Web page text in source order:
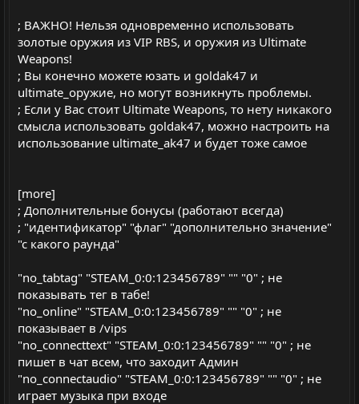
; ВАЖНО! Нельзя одновременно использовать
золотые оружия из VIP RBS, и оружия из Ultimate
Weapons!
; Вы конечно можете юзать и goldak47 и
ultimate_оружие, но могут возникнуть проблемы.
; Если у Вас стоит Ultimate Weapons, то нету никакого
смысла использовать goldak47, можно настроить на
использование ultimate_ak47 и будет тоже самое
[more]
; Дополнительные бонусы (работают всегда)
; "идентификатор" "флаг" "дополнительно значение"
"с какого раунда"
"no_tabtag" "STEAM_0:0:123456789" "" "0" ; не
показывать тег в табе!
"no_online" "STEAM_0:0:123456789" "" "0" ; не
показывает в /vips
"no_connecttext" "STEAM_0:0:123456789" "" "0" ; не
пишет в чат всем, что заходит Админ
"no_connectaudio" "STEAM_0:0:123456789" "" "0" ; не
играет музыка при входе